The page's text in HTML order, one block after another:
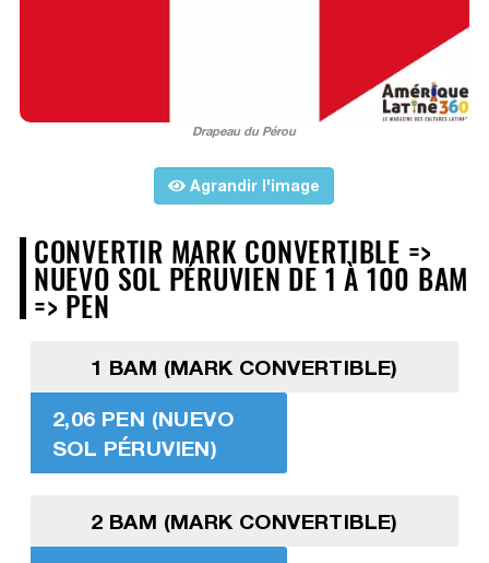
Drapeau du Pérou
Agrandir l'image
CONVERTIR MARK CONVERTIBLE =>
NUEVO SOL PÉRUVIEN DE 1 À 100 BAM
=> PEN
1 BAM (MARK CONVERTIBLE)
2,06 PEN (NUEVO
SOL PÉRUVIEN)
2 BAM (MARK CONVERTIBLE)